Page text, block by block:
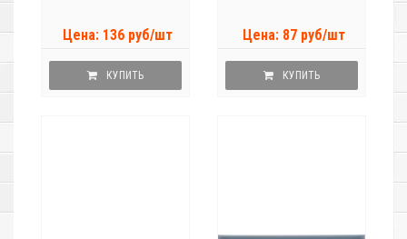
Цена: 136 руб/шт
КУПИТЬ
Цена: 87 руб/шт
КУПИТЬ